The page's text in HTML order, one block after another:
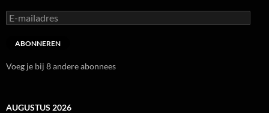
E-
mailadres
ABONNEREN
Voeg je bij 8 andere abonnees
AUGUSTUS 2026